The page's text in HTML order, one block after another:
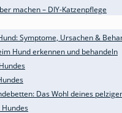
machen – DIY-Katzenpflege
Symptome, Ursachen &
Hund erkennen und behandeln
Das Wohl deines